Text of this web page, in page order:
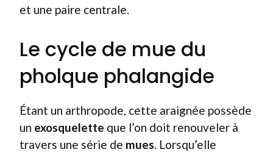
et une paire centrale.
Le cycle de mue du
pholque phalangide
Étant un arthropode, cette araignée possède
un exosquelette que l’on doit renouveler à
travers une série de mues . Lorsqu’elle